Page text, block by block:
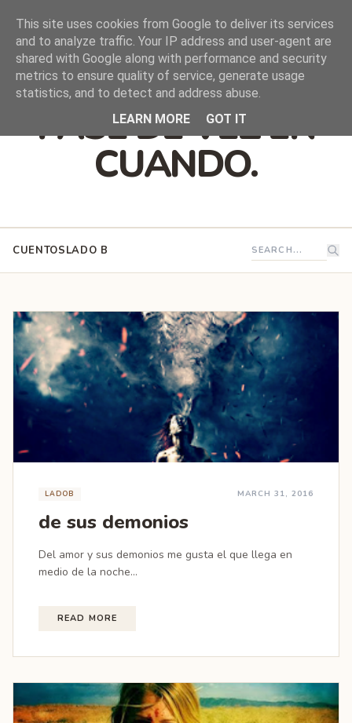
DEJO QUE ESTO
PASE DE VEZ EN
CUANDO.
CUENTOSLADO B
LADOB MARCH 31, 2016
de sus demonios
Del amor y sus demonios me gusta el que llega en
medio de la noche...
READ MORE
This site uses cookies from Google to deliver its services
and to analyze traffic. Your IP address and user-agent are
shared with Google along with performance and security
metrics to ensure quality of service, generate usage
statistics, and to detect and address abuse.
LEARN MORE
GOT IT